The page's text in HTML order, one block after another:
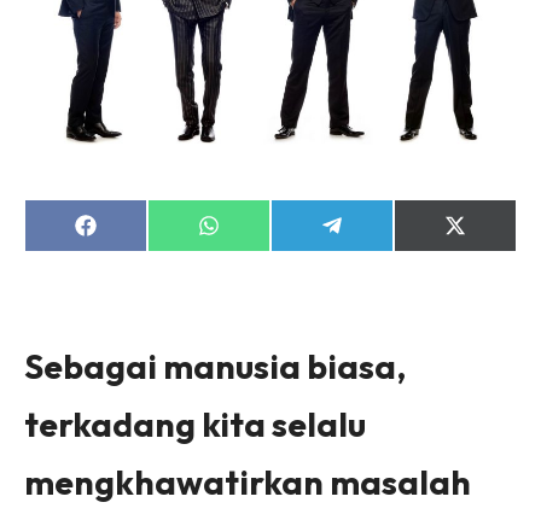
Share
on
Share
on
Share
on
Share
on
Sebagai manusia biasa,
terkadang kita selalu
mengkhawatirkan masalah